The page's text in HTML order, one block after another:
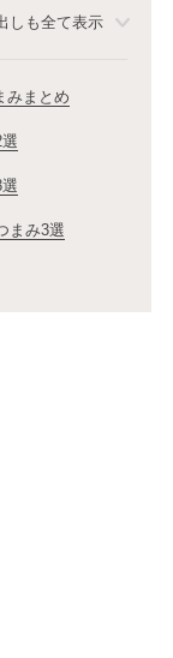
しも全て表示
みまとめ
まみ3選